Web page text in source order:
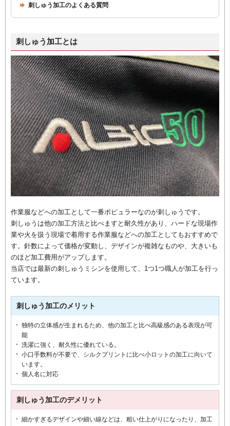
刺しゅう加工のよくある質問
刺しゅう加工とは
作業服などへの加工として一番ポピュラーなのが刺しゅうです。
刺しゅうは他の加工方法と比べますと耐久性があり、ハードな現場作
業や火を扱う現場で着用する作業服などへの加工としてもおすすめで
す。針数によって価格が変動し、デザインが複雑なものや、大きいも
のほど加工費用がアップします。
当店では最新の刺しゅうミシンを使用して、1つ1つ職人が加工を行っ
ています。
刺しゅう加工のメリット
独特の立体感が生まれるため、他の加工と比べ高級感のある表現が可
能
洗濯に強く、耐久性に優れている。
小口手数料が不要で、シルクプリントに比べ小ロットの加工に向いて
います。
個人名に対応
刺しゅう加工のデメリット
細かすぎるデザインや細い線などは、粗い仕上がりになったり、加工